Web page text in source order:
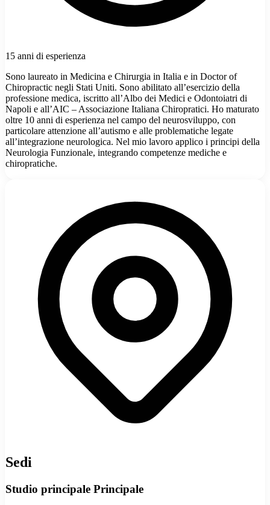
15 anni di esperienza
Sono laureato in Medicina e Chirurgia in Italia e in Doctor of
Chiropractic negli Stati Uniti. Sono abilitato all’esercizio della
professione medica, iscritto all’Albo dei Medici e Odontoiatri di
Napoli e all’AIC – Associazione Italiana Chiropratici. Ho maturato
oltre 10 anni di esperienza nel campo del neurosviluppo, con
particolare attenzione all’autismo e alle problematiche legate
all’integrazione neurologica. Nel mio lavoro applico i principi della
Neurologia Funzionale, integrando competenze mediche e
chiropratiche.
Sedi
Studio principale Principale